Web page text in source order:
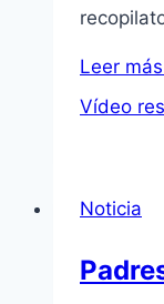
Leer más
Vídeo
Noticia